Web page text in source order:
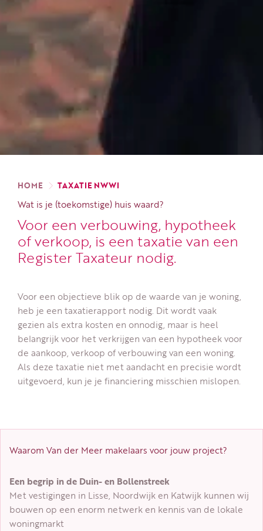
HOME TAXATIE NWWI
Wat is je (toekomstige) huis waard?
Voor een verbouwing, hypotheek
of verkoop, is een taxatie van een
Register Taxateur nodig.
Voor een objectieve blik op de waarde van je woning,
heb je een taxatierapport nodig. Dit wordt vaak
gezien als extra kosten en onnodig, maar is heel
belangrijk voor het verkrijgen van een hypotheek voor
de aankoop, verkoop of verbouwing van een woning.
Als deze taxatie niet met aandacht en precisie wordt
uitgevoerd, kun je je financiering misschien mislopen.
Waarom Van der Meer makelaars voor jouw project?
Een begrip in de Duin- en Bollenstreek
Met vestigingen in Lisse, Noordwijk en Katwijk kunnen wij
bouwen op een enorm netwerk en kennis van de lokale
woningmarkt